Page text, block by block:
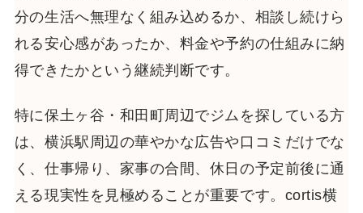
分の生活へ無理なく組み込めるか、相談し続けら
れる安心感があったか、料金や予約の仕組みに納
得できたかという継続判断です。
特に保土ヶ谷・和田町周辺でジムを探している方
は、横浜駅周辺の華やかな広告や口コミだけでな
く、仕事帰り、家事の合間、休日の予定前後に通
える現実性を見極めることが重要です。cortis横